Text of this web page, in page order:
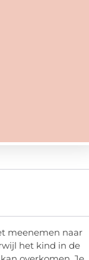
meenemen naar
het kind in de
overkomen. Je